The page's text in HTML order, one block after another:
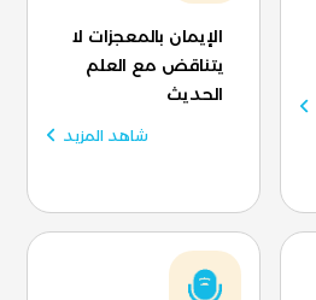
الإيمان بالمعجزات لا
يتناقض مع العلم
الحديث
شاهد المزيد